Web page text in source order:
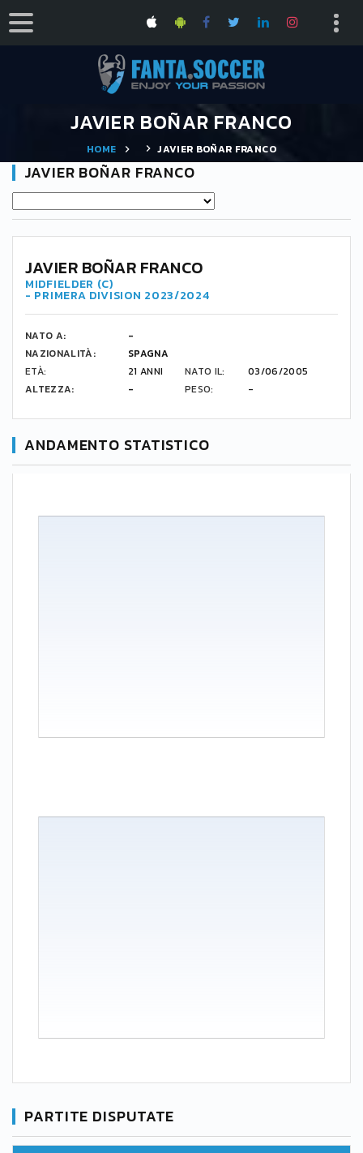
JAVIER BOÑAR FRANCO
HOME JAVIER BOÑAR FRANCO
JAVIER BOÑAR FRANCO
-
JAVIER BOÑAR FRANCO
MIDFIELDER (C)
- PRIMERA DIVISION 2023/2024
NATO A:
-
NAZIONALITÀ:
SPAGNA
ETÀ:
21 ANNI NATO IL:
03/06/2005
ALTEZZA:
- PESO: -
ANDAMENTO STATISTICO
PARTITE DISPUTATE